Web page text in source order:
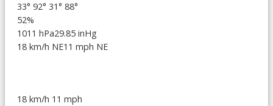
33° 92° 31° 88°
52%
1011 hPa29.85 inHg
18 km/h NE11 mph NE
18 km/h 11 mph